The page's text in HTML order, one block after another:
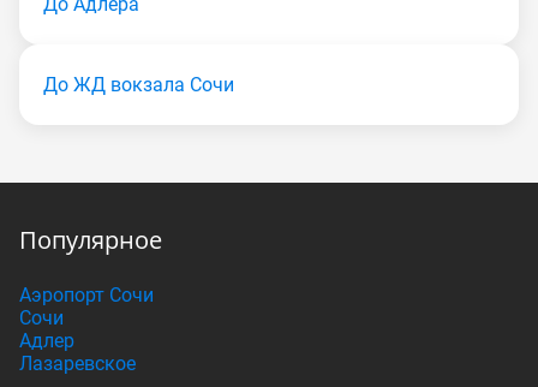
До ЖД вокзала Сочи
Популярное
Аэропорт Сочи
Сочи
Адлер
Лазаревское